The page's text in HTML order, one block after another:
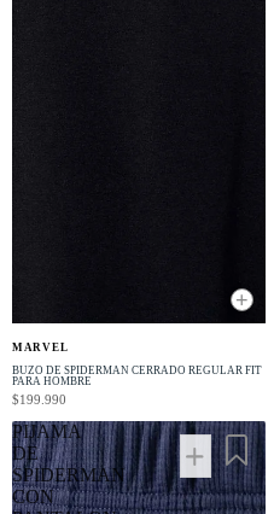
+
MARVEL
BUZO DE SPIDERMAN CERRADO REGULAR FIT
PARA HOMBRE
$199.990
PIJAMA
DE
SPIDERMAN
CON